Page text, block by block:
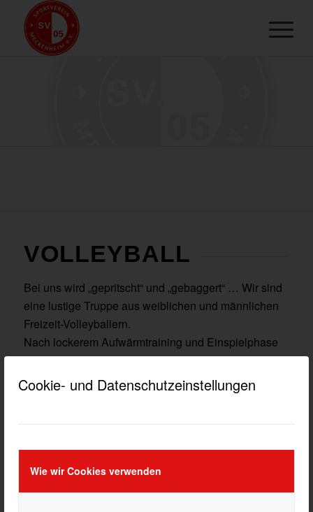
Cookie- und Datenschutzeinstellungen
Wie wir Cookies verwenden
VOLLEYBALL
Bei uns wird „gepritscht“ und „gebaggert“ … Wir sind
eine lustige Truppe aus weiblichen und männlichen
Freizeit-Volleyballern.
Nach lockerem Aufwärmtraining und Einspielphase
arbeiten wir in mehreren Trainingsspielen an der
Verbesserung unserer Technik und unserem
Zusammenspiel. Auch wenn wir dabei unseren vollen
Vordergrund.
Des Öfteren treffen wir uns auch mit befreundeten